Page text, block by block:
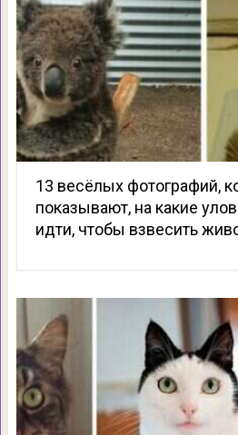
13 весёлых фотографий,
показывают, на какие
идти, чтобы взвесить